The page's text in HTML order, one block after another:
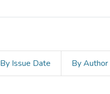
By Issue Date By Author